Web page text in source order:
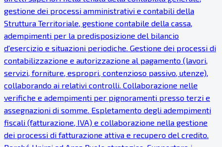
gestione dei processi amministrativi e contabili della
Struttura Territoriale, gestione contabile della cassa,
adempimenti per la predisposizione del bilancio
d'esercizio e situazioni periodiche. Gestione dei processi di
contabilizzazione e autorizzazione al pagamento (lavori,
servizi, forniture, espropri, contenzioso passivo, utenze),
collaborando ai relativi controlli. Collaborazione nelle
verifiche e adempimenti per pignoramenti presso terzi e
assegnazioni di somme. Espletamento degli adempimenti
fiscali (fatturazione, IVA) e collaborazione nella gestione
dei processi di fatturazione attiva e recupero del credito.